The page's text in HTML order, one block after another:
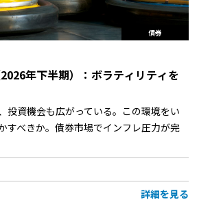
債券
年下半期）：ボラティリティを
投資機会も広がっている。この環境をい
すべきか。債券市場でインフレ圧力が完
詳細を見る